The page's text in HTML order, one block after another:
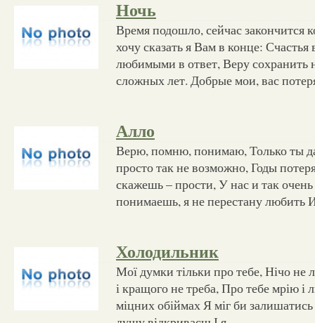
Ночь
Время подошло, сейчас закончится
хочу сказать я Вам в конце:
любимыми в ответ, Веру сохранить
сложных лет. Добрые мои, вас
Алло
Верю, помню, понимаю, Только ты
просто так не возможно, Годы
скажешь – прости, У нас и так
понимаешь, я не перестану любить
Холодильник
Мої думки тільки про тебе, Нічо не
і кращого не треба, Про тебе мрію
міцних обіймах Я міг би